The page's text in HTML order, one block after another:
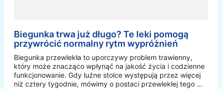
Biegunka trwa już długo? Te leki pomogą
przywrócić normalny rytm wypróżnień
Biegunka przewlekła to uporczywy problem trawienny,
który może znacząco wpłynąć na jakość życia i codzienne
funkcjonowanie. Gdy luźne stolce występują przez więcej
niż cztery tygodnie, mówimy o postaci przewlekłej tego …